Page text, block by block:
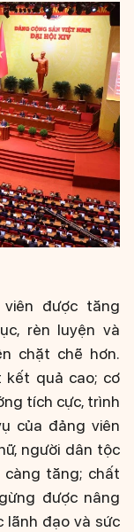
được tăng
rèn luyện và
chặt chẽ hơn.
kết quả cao; cơ
tích cực, trình
của đảng viên
người dân tộc
càng tăng; chất
được nâng
lãnh đạo và sức